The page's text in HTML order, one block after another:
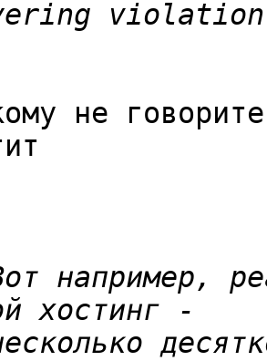
не
например,